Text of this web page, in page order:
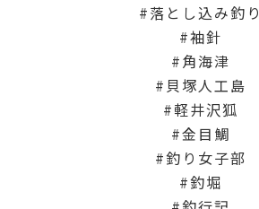
落とし込み釣り
袖針
角海津
貝塚人工島
軽井沢狐
金目鯛
釣り女子部
釣堀